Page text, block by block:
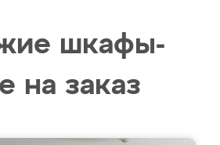
шкафы-
на заказ